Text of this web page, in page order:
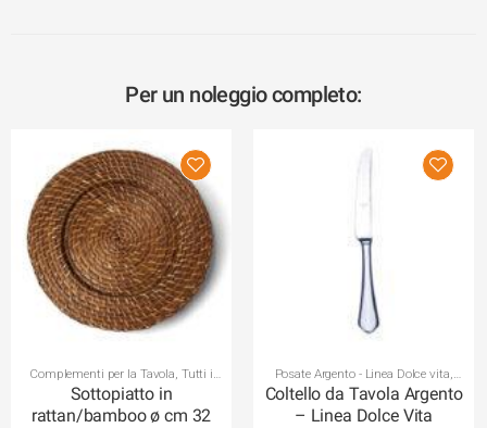
Per un noleggio completo:
Complementi per la Tavola Tutti i
Sottopiatti
Sottopiatto in
rattan/bamboo ø cm 32
Posate Argento - Linea Dolce vita
Posateria
Coltello da Tavola Argento
– Linea Dolce Vita